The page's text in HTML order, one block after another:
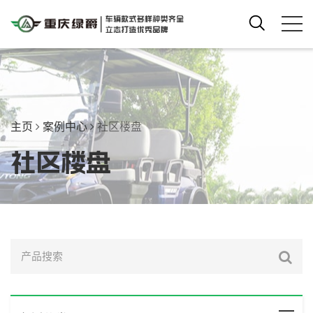
主页 案例中心 社区楼盘
社区楼盘